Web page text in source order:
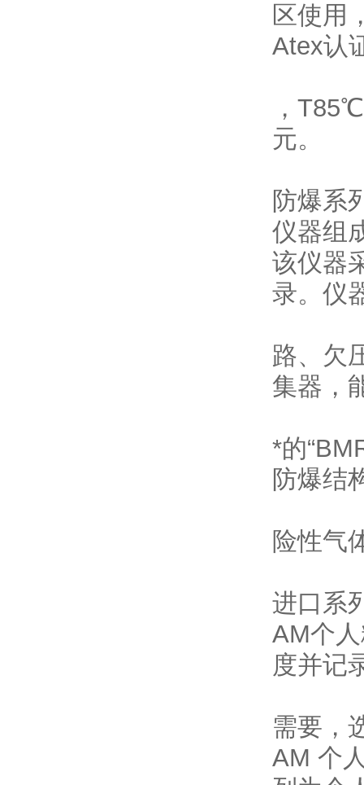
区使用
Atex认
，
元。
防爆系
仪器组
该仪器
录。仪
路、欠
集器，
*的
防爆结
险性气
进口系
AM个
度并记
需要，
AM 个